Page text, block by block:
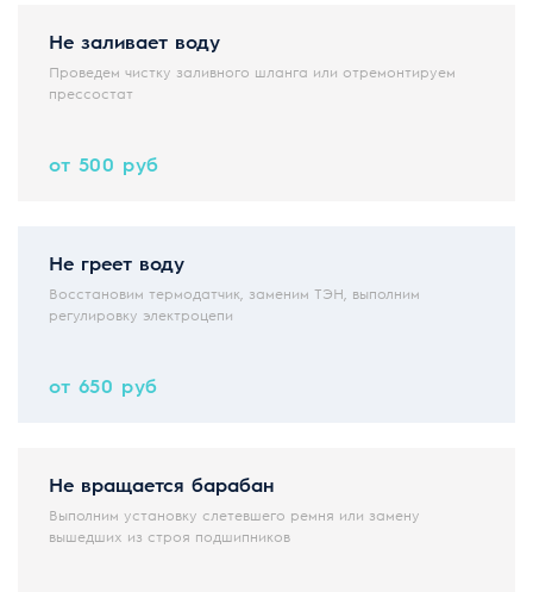
Не заливает воду
Проведем чистку заливного шланга или отремонтируем
прессостат
от 500 руб
Не греет воду
Восстановим термодатчик, заменим ТЭН, выполним
регулировку электроцепи
от 650 руб
Не вращается барабан
Выполним установку слетевшего ремня или замену
вышедших из строя подшипников